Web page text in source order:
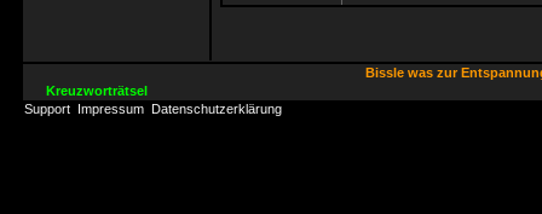
Bissle was zur
Kreuzworträtsel
Support Impressum Datenschutzerklärung